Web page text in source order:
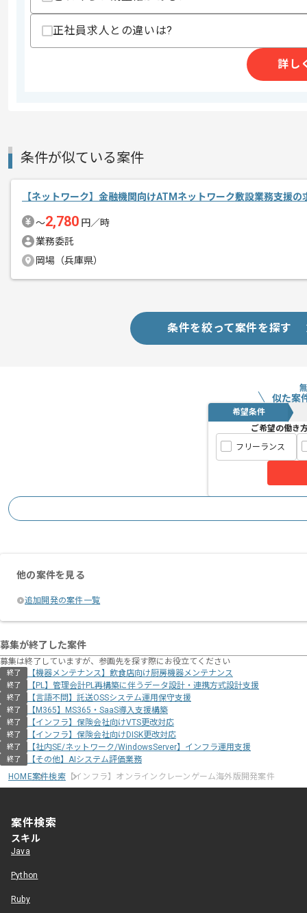
2025/07/01
エージェントからのコ
メント
ご経験と実績に応じてスライド案件の
正社員求人との違いは?
詳し
条件が似ている案件
【ネットワーク】金融機関向けATMネットワーク敷設業務支援の
〜2,780 円／時
業務委託
岡場（兵庫県）
条件を絞って案件を探す
似た案
希望条件
ご希望の働き
フリーランス
他の案件を見る
追加開発の案件一覧
募集が終了した案件
募集は終了していますが、参画先を探す際にお役立てください
終了 【機器メンテナンス】飲食店向け厨房機器メンテナンス
終了 【PL】管理会計PL再構築に伴うデータ設計・連携方式設計支援
終了 【言語不問】託送OSSシステム運用保守支援
終了 【M365】MS365・SaaS導入支援構築
終了 【インフラ】保険会社向けVTS更改対応
終了 【インフラ】保険会社向けDISK更改対応
終了 【社内SE/ネットワーク/WindowsServer】インフラ運用支援
終了
【その他】AIシステム評価業務
HOME案件検索【インフラ】オンラインクレーンゲーム海外版開発案件
案件検索
スキル
Java
Python
Ruby